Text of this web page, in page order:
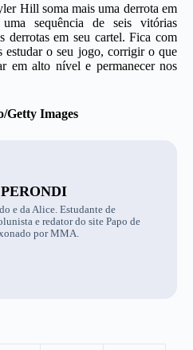
Hill soma mais uma derrota em
sequência de seis vitórias
derrotas em seu cartel. Fica com
estudar o seu jogo, corrigir o que
em alto nível e permanecer nos
Getty Images
e da Alice. Estudante de
e redator do site Papo de
por MMA.